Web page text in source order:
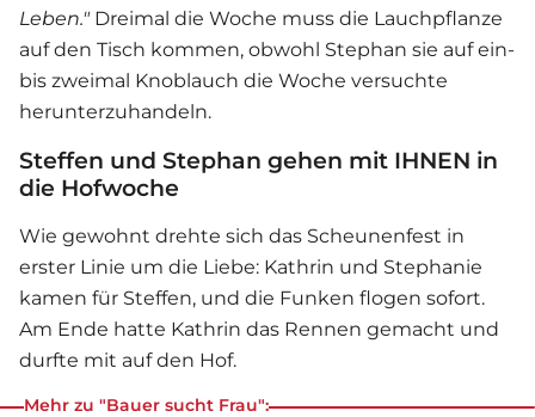
Leben." Dreimal die Woche muss die Lauchpflanze
auf den Tisch kommen, obwohl Stephan sie auf ein-
bis zweimal Knoblauch die Woche versuchte
herunterzuhandeln.
Steffen und Stephan gehen mit IHNEN in
die Hofwoche
Wie gewohnt drehte sich das Scheunenfest in
erster Linie um die Liebe: Kathrin und Stephanie
kamen für Steffen, und die Funken flogen sofort.
Am Ende hatte Kathrin das Rennen gemacht und
durfte mit auf den Hof.
Mehr zu "Bauer sucht Frau":